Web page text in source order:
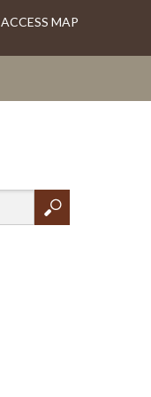
ACCESS MAP